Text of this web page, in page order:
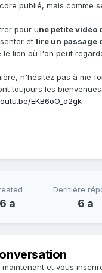
publié, mais comme
pour une petite vidéo
et lire un passage
le lien où l'on peut
n'hésitez pas à me
toujours les bienvenues.
EKB6oO_d2gk
6 a
Dernière
6 a
et vous